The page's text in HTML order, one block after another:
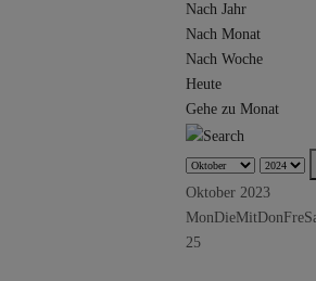
Nach Jahr
Nach Monat
Nach Woche
Heute
Gehe zu Monat
Oktober 2023
MonDieMitDonFre
25